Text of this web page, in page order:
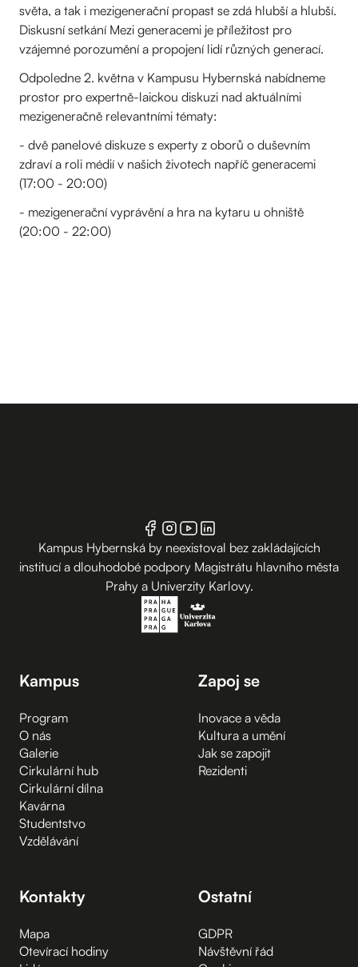
světa, a tak i mezigenerační propast se zdá hlubší a hlubší.
Diskusní setkání Mezi generacemi je příležitost pro
vzájemné porozumění a propojení lidí různých generací.
Odpoledne 2. května v Kampusu Hybernská nabídneme
prostor pro expertně-laickou diskuzi nad aktuálními
mezigeneračně relevantními tématy:
- dvě panelové diskuze s experty z oborů o duševním
zdraví a roli médií v našich životech napříč generacemi
(17:00 - 20:00)
- mezigenerační vyprávění a hra na kytaru u ohniště
(20:00 - 22:00)
Kampus Hybernská by neexistoval bez zakládajících
institucí a dlouhodobé podpory Magistrátu hlavního města
Prahy a Univerzity Karlovy.
Kampus
Program
O nás
Galerie
Cirkulární hub
Cirkulární dílna
Kavárna
Studentstvo
Vzdělávání
Zapoj se
Inovace a věda
Kultura a umění
Jak se zapojit
Rezidenti
Kontakty
Mapa
Otevírací hodiny
Ostatní
GDPR
Návštěvní řád